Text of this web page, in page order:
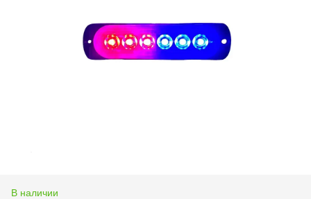
В наличии